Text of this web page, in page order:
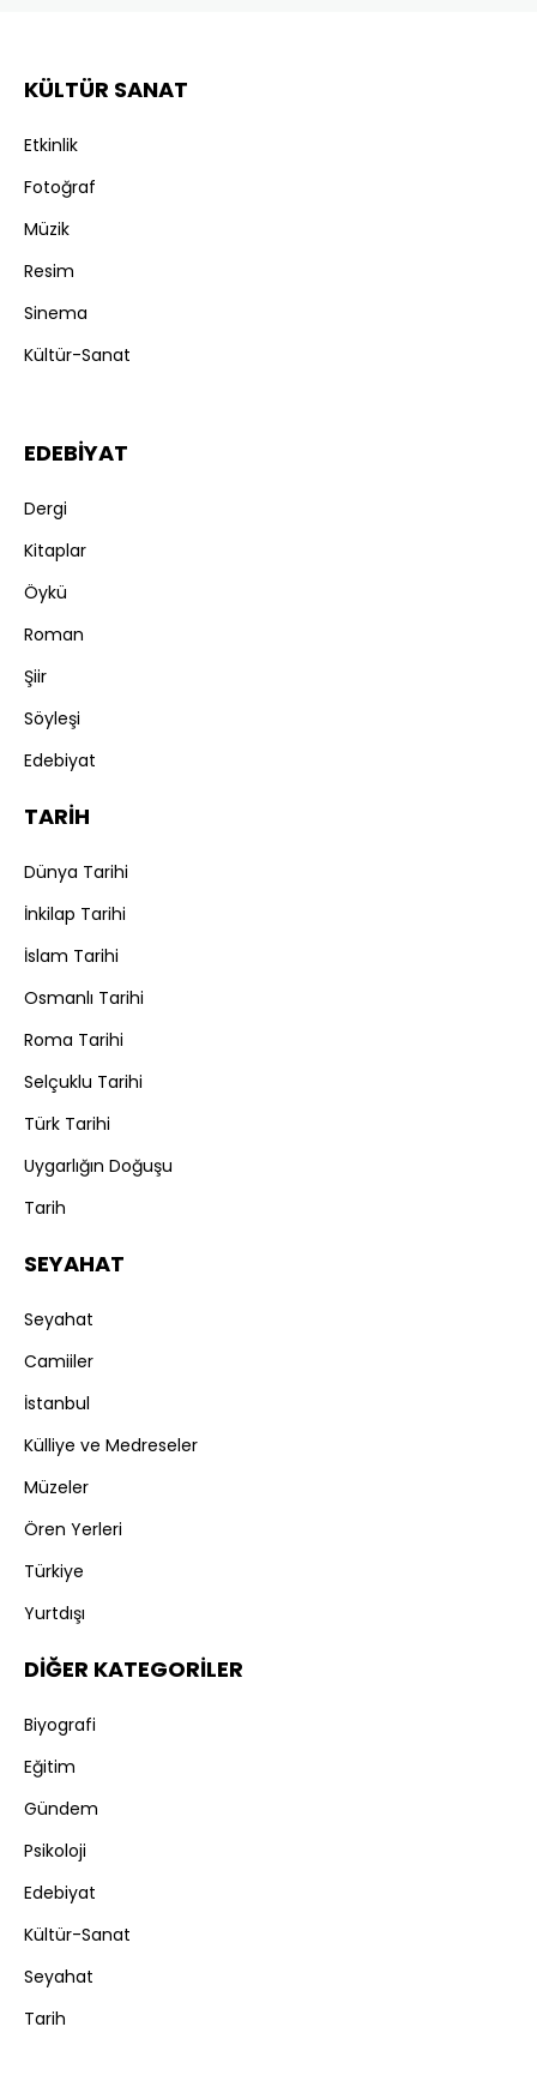
KÜLTÜR SANAT
Etkinlik
Fotoğraf
Müzik
Resim
Sinema
Kültür-Sanat
EDEBİYAT
Dergi
Kitaplar
Öykü
Roman
Şiir
Söyleşi
Edebiyat
TARİH
Dünya Tarihi
İnkilap Tarihi
İslam Tarihi
Osmanlı Tarihi
Roma Tarihi
Selçuklu Tarihi
Türk Tarihi
Uygarlığın Doğuşu
Tarih
SEYAHAT
Seyahat
Camiiler
İstanbul
Külliye ve Medreseler
Müzeler
Ören Yerleri
Türkiye
Yurtdışı
DİĞER KATEGORİLER
Biyografi
Eğitim
Gündem
Psikoloji
Edebiyat
Kültür-Sanat
Seyahat
Tarih